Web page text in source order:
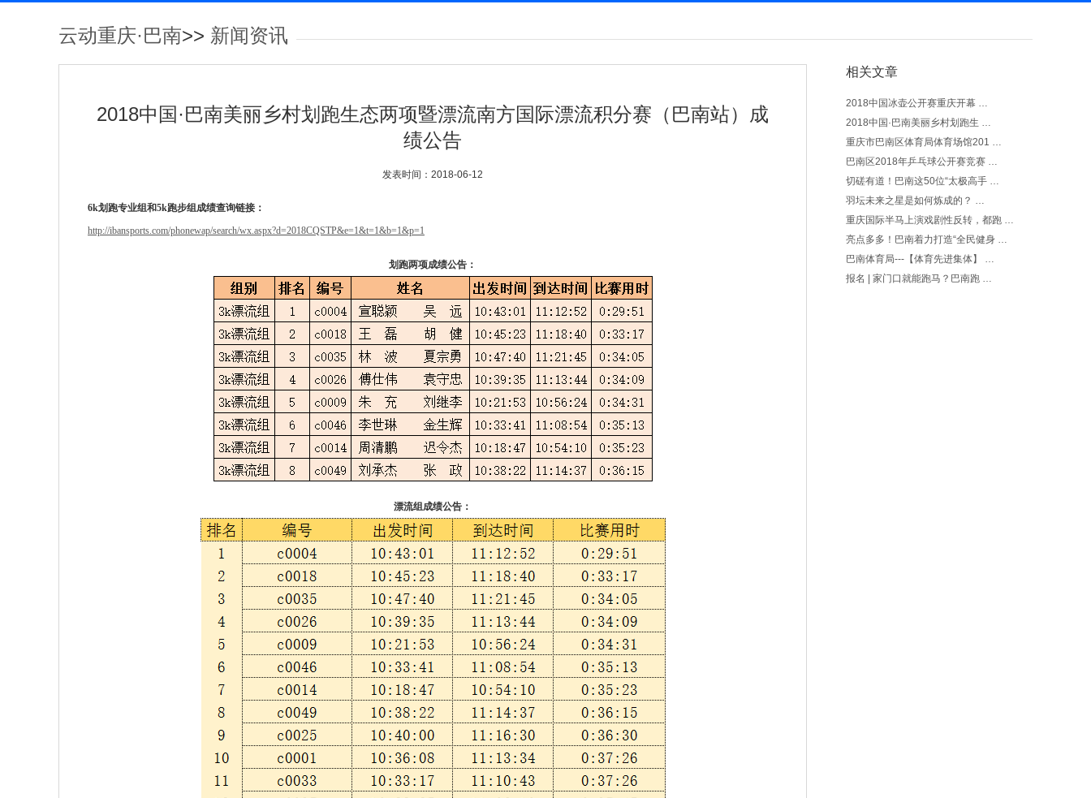
云动重庆·巴南>> 新闻资讯
2018中国·巴南美丽乡村划跑生态两项暨漂流南方国际漂流积分赛（巴南站）成
绩公告
发表时间：2018-06-12
6k划跑专业组和5k跑步组成绩查询链接：
http://ibansports.com/phonewap/search/wx.aspx?d=2018CQSTP&e=1&t=1&b=1&p=1
划跑两项成绩公告：
漂流组成绩公告：
相关文章
2018中国冰壶公开赛重庆开幕 …
2018中国·巴南美丽乡村划跑生 …
重庆市巴南区体育局体育场馆201 …
巴南区2018年乒乓球公开赛竞赛 …
切磋有道！巴南这50位“太极高手 …
羽坛未来之星是如何炼成的？ …
重庆国际半马上演戏剧性反转，都跑 …
亮点多多！巴南着力打造“全民健身 …
巴南体育局---【体育先进集体】 …
报名 | 家门口就能跑马？巴南跑 …